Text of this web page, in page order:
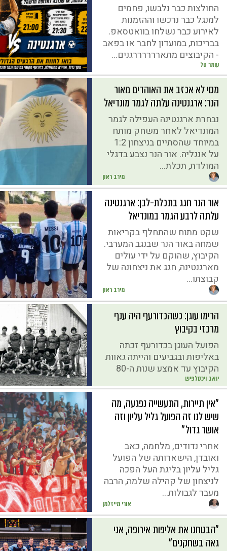
עומר טל
החולצות כבר נלבשו, פחמים
למנגל כבר נרכשו וההזמנות
לאירוע כבר נשלחו בוואטסאפ.
בבריכות, במועדון לחבר או בפאב
- הקיבוצים מתאררררררגנים...
מירב ראון
מסי לא אכזב את האוהדים מאור
הנר: ארגנטינה עלתה לגמר מונדיאל
נבחרת ארגנטינה העפילה לגמר
המונדיאל לאחר משחק מותח
במיוחד שהסתיים בניצחון 1:2
על אנגליה. אור הנר נצבע בדגלי
המולדת, תכלת...
מירב ראון
אור הנר חגג בתכלת-לבן: ארגנטינה
עלתה לרבע הגמר במונדיאל
שקט מתוח שהתחלף בקריאות
שמחה באור הנר שבנגב המערבי.
הקיבוץ, שהוקם על ידי עולים
מארגנטינה, חגג את ניצחונה של
קבוצתו...
יואב ויכסלפיש
הרימו עוגן: כשהכדורעף היה ענף
מרכזי בקיבוץ
הפועל העוגן בכדורעף זכתה
באליפות ובגביעים והייתה גאוות
הקיבוץ עד אמצע שנות ה-80
אורי מייזלמן
״אין תיירות, התעשייה נפגעה, מה
שיש לנו זה הפועל גליל עליון וזה
אושר גדול״
אחרי נדודים, מלחמה, כאב
ואובדן, הישארותה של הפועל
גליל עליון בליגת העל הפכה
לניצחון של קהילה שלמה, הרבה
מעבר לגבולות...
"הבטחנו את אליפות אירופה, אני
גאה בשחקנים"